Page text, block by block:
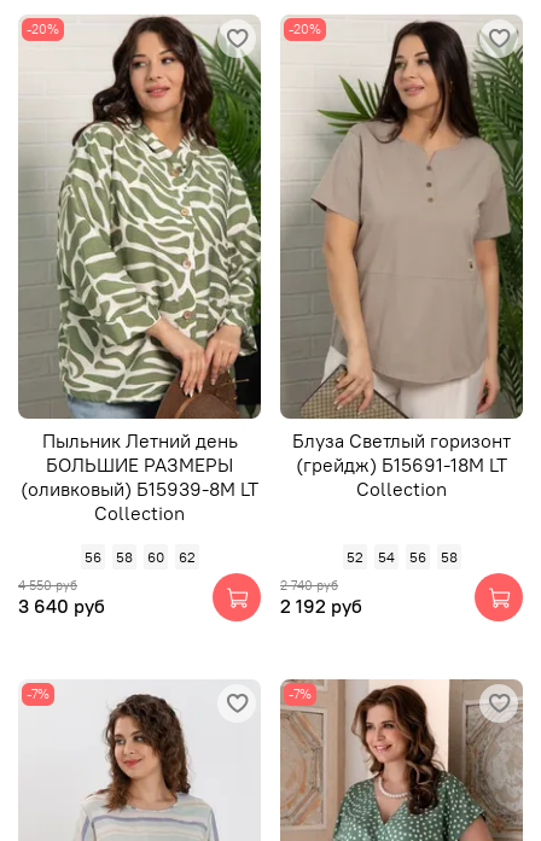
-20%
Пыльник Летний день
БОЛЬШИЕ РАЗМЕРЫ
(оливковый) Б15939-8М LT
Collection
56 58 60 62
4 550 руб
3 640 руб
-20%
Блуза Светлый горизонт
(грейдж) Б15691-18М LT
Collection
52 54 56 58
2 740 руб
2 192 руб
-7% -7%